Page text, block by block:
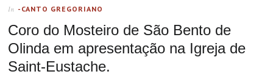
In -CANTO GREGORIANO
Coro do Mosteiro de São Bento de
Olinda em apresentação na Igreja de
Saint-Eustache.